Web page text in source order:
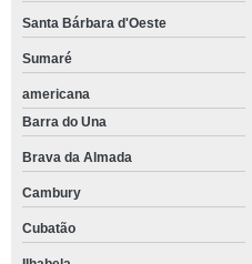
Santa Bárbara d'Oeste
Sumaré
americana
Barra do Una
Brava da Almada
Cambury
Cubatão